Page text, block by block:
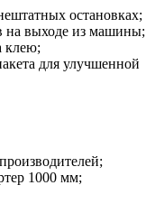
остановках;
на выходе из машины;
клею;
для улучшенной
1000 мм;